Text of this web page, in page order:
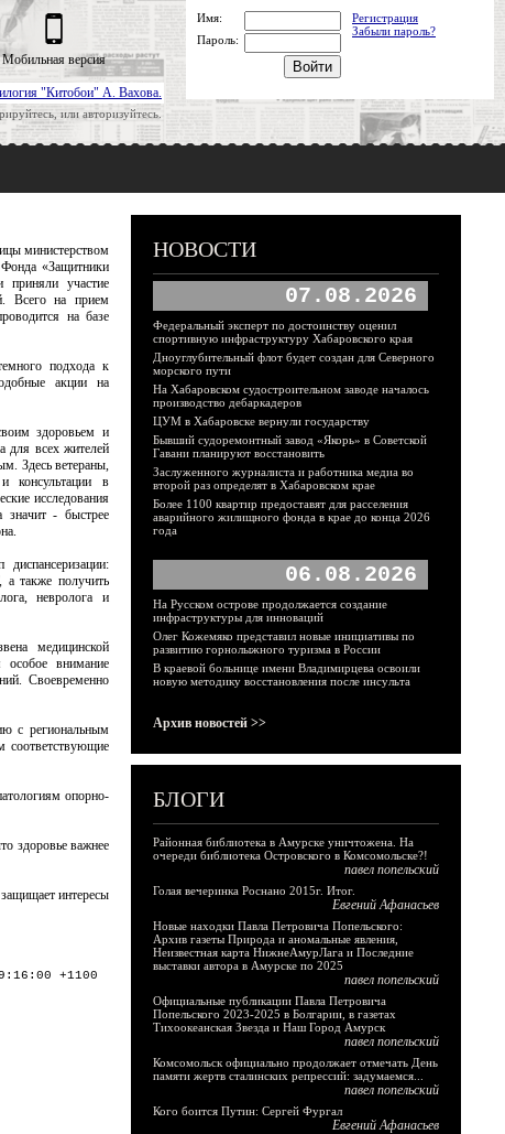
"Китобои" А. Вахова.
или авторизуйтесь.
Мобильная версия
Имя:
Регистрация
Забыли пароль?
Пароль:
министерством
«Защитники
участие
Всего на прием
на базе
подхода к
акции на
здоровьем и
для всех жителей
Здесь ветераны,
консультации в
исследования
значит - быстрее
а также получить
невролога и
медицинской
внимание
Своевременно
с региональным
соответствующие
опорно-
здоровье важнее
интересы
+1100
НОВОСТИ
07.08.2026
Федеральный эксперт по достоинству оценил
спортивную инфраструктуру Хабаровского края
Дноуглубительный флот будет создан для Северного
морского пути
На Хабаровском судостроительном заводе началось
производство дебаркадеров
ЦУМ в Хабаровске вернули государству
Бывший судоремонтный завод «Якорь» в Советской
Гавани планируют восстановить
Заслуженного журналиста и работника медиа во
второй раз определят в Хабаровском крае
Более 1100 квартир предоставят для расселения
аварийного жилищного фонда в крае до конца 2026
года
06.08.2026
На Русском острове продолжается создание
инфраструктуры для инноваций
Олег Кожемяко представил новые инициативы по
развитию горнолыжного туризма в России
В краевой больнице имени Владимирцева освоили
новую методику восстановления после инсульта
Архив новостей >>
БЛОГИ
Районная библиотека в Амурске уничтожена. На
очереди библиотека Островского в Комсомольске?!
павел попельский
Голая вечеринка Роснано 2015г. Итог.
Евгений Афанасьев
Новые находки Павла Петровича Попельского:
Архив газеты Природа и аномальные явления,
Неизвестная карта НижнеАмурЛага и Последние
выставки автора в Амурске по 2025
павел попельский
Официальные публикации Павла Петровича
Попельского 2023-2025 в Болгарии, в газетах
Тихоокеанская Звезда и Наш Город Амурск
павел попельский
Комсомольск официально продолжает отмечать День
памяти жертв сталинских репрессий: задумаемся...
павел попельский
Кого боится Путин: Сергей Фургал
Евгений Афанасьев